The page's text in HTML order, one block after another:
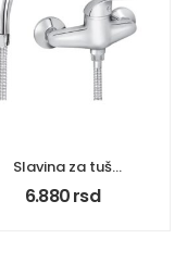
Slavina za tuš
kadu King Rosan
j371001
6.880rsd